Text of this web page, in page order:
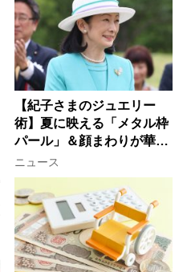
【紀子さまのジュエリー
術】夏に映える「メタル枠
パール」＆顔まわりが華や
ぐ「揺れる一粒」の使い分
け方
ニュース